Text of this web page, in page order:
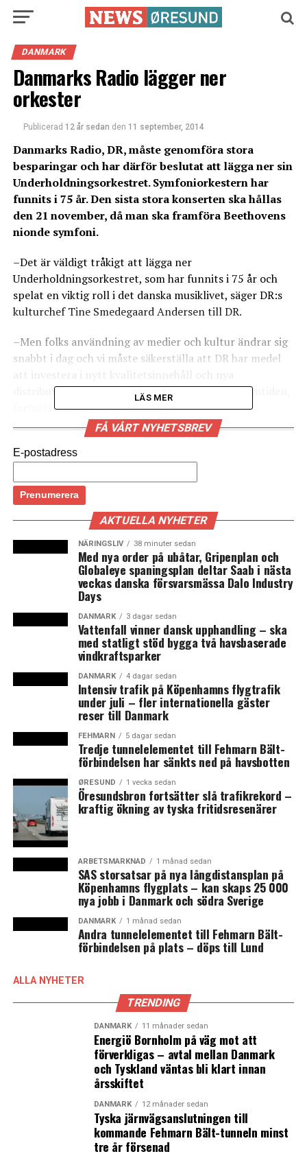
DANMARK
Danmarks Radio lägger ner
orkester
Publicerad 12 år sedan den 11 september, 2014
Danmarks Radio, DR, måste genomföra stora
besparingar och har därför beslutat att lägga ner sin
Underholdningsorkestret. Symfoniorkestern har
funnits i 75 år. Den sista stora konserten ska hållas
den 21 november, då man ska framföra Beethovens
nionde symfoni.
–Det är väldigt tråkigt att lägga ner
Underholdningsorkestret, som har funnits i 75 år och
spelat en viktig roll i det danska musiklivet, säger DR:s
kulturchef Tine Smedegaard Andersen till DR.
–Men folks användning av medier och kultur ändrar sig
snabbt i dag och vi måste säkerställa att DR har medel
distributionsformer, som når publiken även i framtiden,
fortsätter hon. (News Øresund)
Lauritz.com köper världens äldsta auktionshus
Rekordmånga nya danska bilar
LÄS MER
FÅ VÅRT NYHETSBREV
E-postadress
AKTUELLA NYHETER
NÄRINGSLIV 38 minuter sedan
Med nya order på ubåtar, Gripenplan och
Globaleye spaningsplan deltar Saab i nästa
veckas danska försvarsmässa Dalo Industry
Days
DANMARK 3 dagar sedan
Vattenfall vinner dansk upphandling – ska
med statligt stöd bygga två havsbaserade
vindkraftsparker
DANMARK 4 dagar sedan
Intensiv trafik på Köpenhamns flygtrafik
under juli – fler internationella gäster
reser till Danmark
FEHMARN 5 dagar sedan
Tredje tunnelelementet till Fehmarn Bält-
förbindelsen har sänkts ned på havsbotten
ØRESUND 1 vecka sedan
Öresundsbron fortsätter slå trafikrekord –
kraftig ökning av tyska fritidsresenärer
ARBETSMARKNAD 1 månad sedan
SAS storsatsar på nya långdistansplan på
Köpenhamns flygplats – kan skaps 25 000
nya jobb i Danmark och södra Sverige
DANMARK 1 månad sedan
Andra tunnelelementet till Fehmarn Bält-
förbindelsen på plats – döps till Lund
ALLA NYHETER
TRENDING
DANMARK 11 månader sedan
Energiö Bornholm på väg mot att
förverkligas – avtal mellan Danmark
och Tyskland väntas bli klart innan
årsskiftet
DANMARK 12 månader sedan
Tyska järnvägsanslutningen till
kommande Fehmarn Bält-tunneln minst
tre år försenad